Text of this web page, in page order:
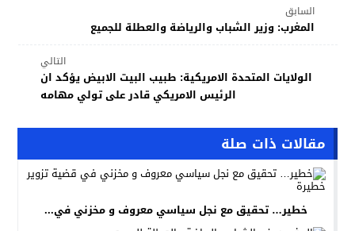
السابق
المغرب: وزير الشباب والرياضة والعطلة للجميع
التالي
الولايات المتحدة الامريكية: طبيب البيت الابيض يؤكد ان
الرئيس الامريكي قادر على تولي مهامه
مقالات ذات صلة
خطير… تحقيق مع نجل سياسي معروف و مخزني في...